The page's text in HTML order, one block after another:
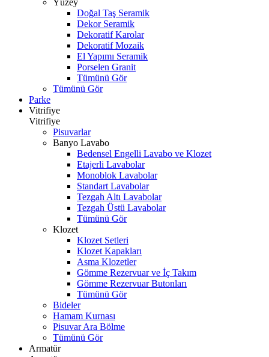
Yüzey
Doğal Taş Seramik
Dekor Seramik
Dekoratif Karolar
Dekoratif Mozaik
El Yapımı Seramik
Porselen Granit
Tümünü Gör
Tümünü Gör
Parke
Vitrifiye
Vitrifiye
Pisuvarlar
Banyo Lavabo
Bedensel Engelli Lavabo ve Klozet
Etajerli Lavabolar
Monoblok Lavabolar
Standart Lavabolar
Tezgah Altı Lavabolar
Tezgah Üstü Lavabolar
Tümünü Gör
Klozet
Klozet Setleri
Klozet Kapakları
Asma Klozetler
Gömme Rezervuar ve İç Takım
Gömme Rezervuar Butonları
Tümünü Gör
Bideler
Hamam Kurnası
Pisuvar Ara Bölme
Tümünü Gör
Armatür